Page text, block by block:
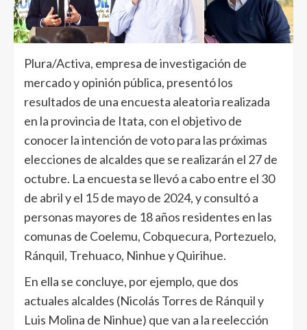
Plura/Activa, empresa de investigación de
mercado y opinión pública, presentó los
resultados de una encuesta aleatoria realizada
en la provincia de Itata, con el objetivo de
conocer la intención de voto para las próximas
elecciones de alcaldes que se realizarán el 27 de
octubre. La encuesta se llevó a cabo entre el 30
de abril y el 15 de mayo de 2024, y consultó a
personas mayores de 18 años residentes en las
comunas de Coelemu, Cobquecura, Portezuelo,
Ránquil, Trehuaco, Ninhue y Quirihue.
En ella se concluye, por ejemplo, que dos
actuales alcaldes (Nicolás Torres de Ránquil y
Luis Molina de Ninhue) que van a la reelección